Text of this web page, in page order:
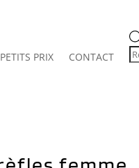
PETITS PRIX CONTACT